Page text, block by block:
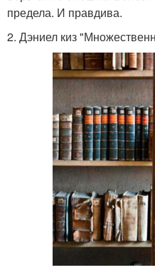
предела. И правдива.
2. Дэниел киз